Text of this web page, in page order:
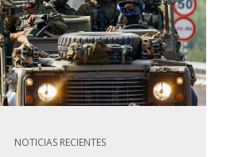
NOTICIAS RECIENTES